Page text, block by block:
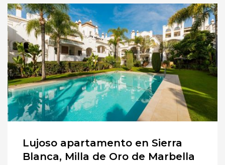
Lujoso apartamento en Sierra
Blanca, Milla de Oro de Marbella